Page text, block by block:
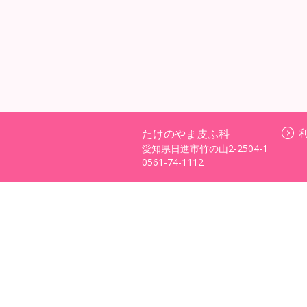
たけのやま皮ふ科
愛知県日進市竹の山2-2504-1
0561-74-1112